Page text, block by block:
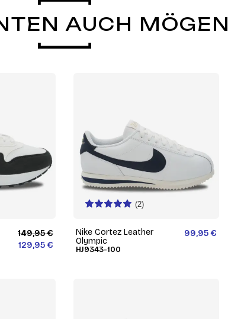
AUCH MÖGEN
149,95 €
129,95 €
(2)
Nike Cortez Leather
Olympic
HJ9343-100
99,95 €